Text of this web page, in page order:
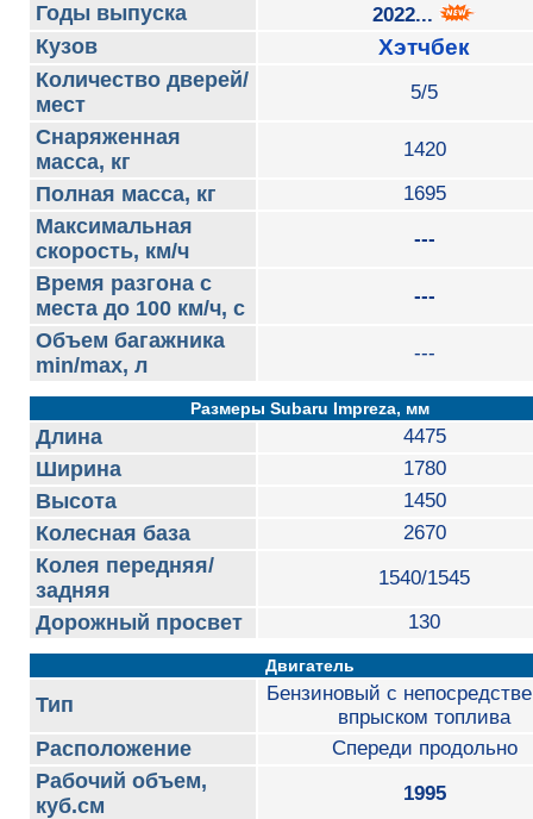
Годы выпуска 2022...
Кузов Хэтчбек
Количество дверей/
мест
5/5
Снаряженная
масса, кг
1420
Полная масса, кг 1695
Максимальная
скорость, км/ч
---
Время разгона с
места до 100 км/ч, с
---
Объем багажника
min/max, л
---
Размеры Subaru Impreza, мм
Длина 4475
Ширина 1780
Высота 1450
Колесная база 2670
Колея передняя/
задняя
1540/1545
Дорожный просвет 130
Двигатель
Тип
Бензиновый с
впрыском топлива
Расположение Спереди продольно
Рабочий объем,
куб.см
1995